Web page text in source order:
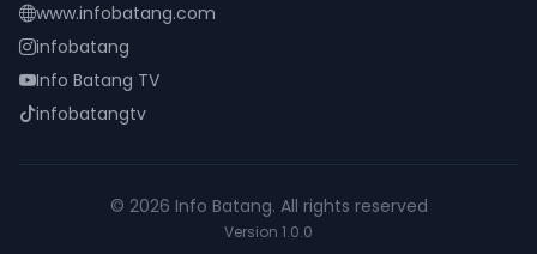
www.infobatang.com
infobatang
Info Batang TV
infobatangtv
© 2026 Info Batang. All rights reserved
Version 1.0.0